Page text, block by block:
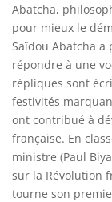
Abatcha,
pour mieux le
Saïdou Abatcha
répondre à une
répliques sont
festivités
ont contribué à
française. En
ministre (Paul
sur la Révolution
tourne son